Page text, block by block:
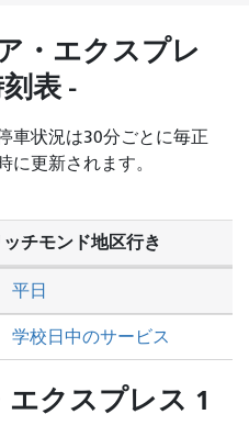
し
た
い
・エクスプレ
表 -
車状況は30分ごとに毎正
に更新されます。
ッチモンド地区行き
平日
学校日中のサービス
クスプレス 1